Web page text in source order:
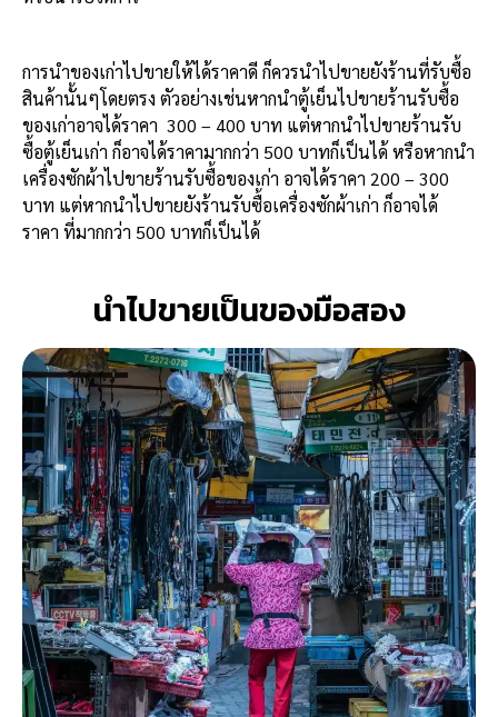
การนำของเก่าไปขายให้ได้ราคาดี ก็ควรนำไปขายยังร้านที่รับซื้อ
สินค้านั้นๆโดยตรง ตัวอย่างเช่นหากนำตู้เย็นไปขายร้านรับซื้อ
ของเก่าอาจได้ราคา 300 – 400 บาท แต่หากนำไปขายร้านรับ
ซื้อตู้เย็นเก่า ก็อาจได้ราคามากกว่า 500 บาทก็เป็นได้ หรือหากนำ
เครื่องซักผ้าไปขายร้านรับซื้อของเก่า อาจได้ราคา 200 – 300
บาท แต่หากนำไปขายยังร้านรับซื้อเครื่องซักผ้าเก่า ก็อาจได้
ราคา ที่มากกว่า 500 บาทก็เป็นได้
นำไปขายเป็นของมือสอง